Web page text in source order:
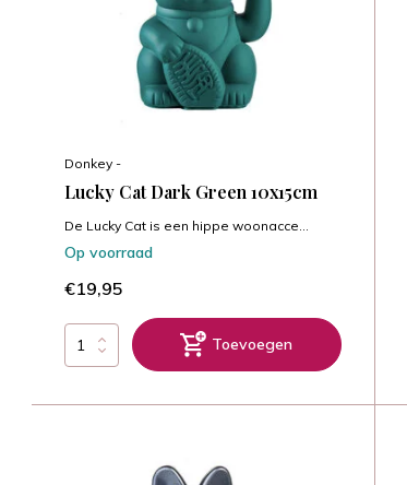
Donkey -
Lucky Cat Dark Green 10x15cm
De Lucky Cat is een hippe woonacce...
Op voorraad
€19,95
Toevoegen